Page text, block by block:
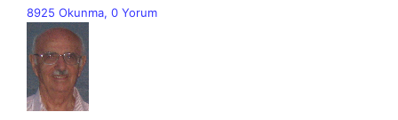
8925 Okunma, 0 Yorum